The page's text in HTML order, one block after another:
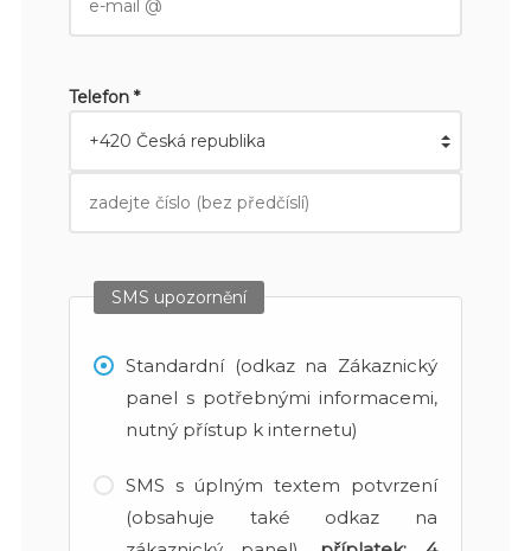
Telefon *
SMS upozornění
Standardní (odkaz na Zákaznický
panel s potřebnými informacemi,
nutný přístup k internetu)
SMS s úplným textem potvrzení
(obsahuje také odkaz na